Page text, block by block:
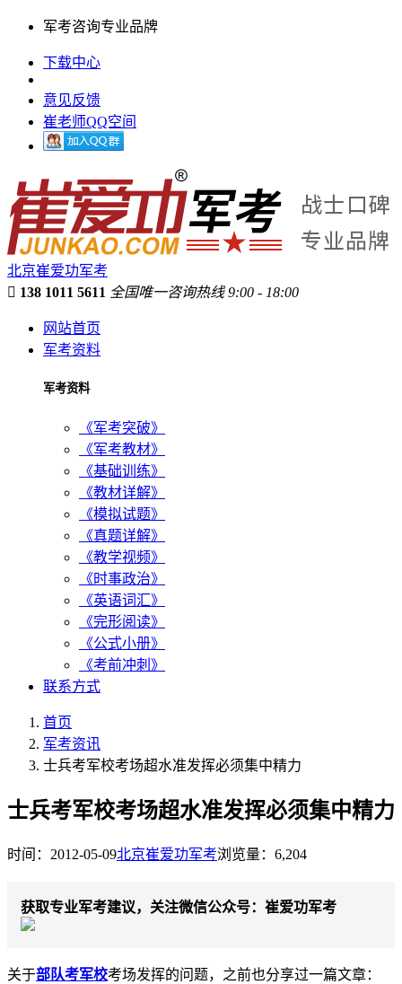
军考咨询专业品牌
下载中心
意见反馈
崔老师QQ空间
北京崔爱功军考
 138 1011 5611 全国唯一咨询热线 9:00 - 18:00
网站首页
军考资料
军考资料
《军考突破》
《军考教材》
《基础训练》
《教材详解》
《模拟试题》
《真题详解》
《教学视频》
《时事政治》
《英语词汇》
《完形阅读》
《公式小册》
《考前冲刺》
联系方式
首页
军考资讯
士兵考军校考场超水准发挥必须集中精力
士兵考军校考场超水准发挥必须集中精力
时间：2012-05-09北京崔爱功军考浏览量：6,204
获取专业军考建议，关注微信公众号：崔爱功军考
关于部队考军校考场发挥的问题，之前也分享过一篇文章：